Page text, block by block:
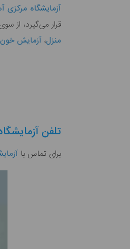
آزمایشگاه مرکزی
قرار می‌گیرد، از
منزل،‌ آزمایش
تلفن
برای تماس با